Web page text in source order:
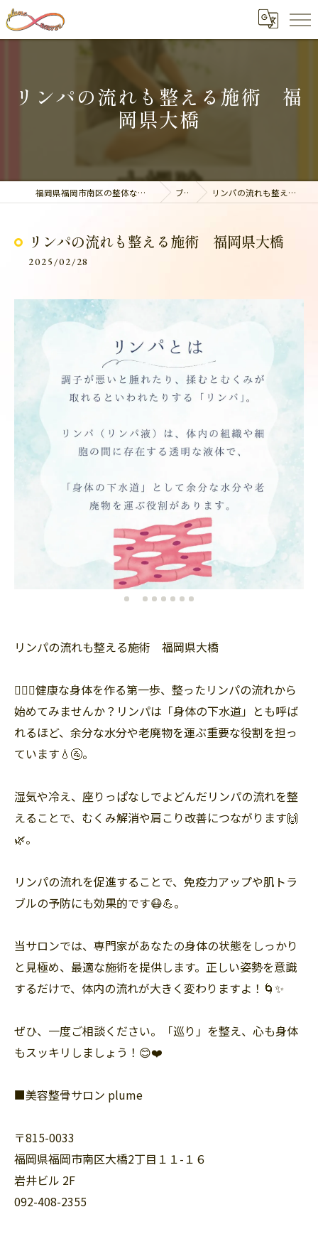
リンパの流れも整える施術 福
岡県大橋
福岡県福岡市南区の整体なら美容整骨サロン plume ブログ リンパの流れも整える施術 福岡県大橋
リンパの流れも整える施術 福岡県大橋
2025/02/28
リンパの流れも整える施術 福岡県大橋
💆‍♂️✨健康な身体を作る第一歩、整ったリンパの流れから
始めてみませんか？リンパは「身体の下水道」とも呼ば
れるほど、余分な水分や老廃物を運ぶ重要な役割を担っ
ています💧🚰。
湿気や冷え、座りっぱなしでよどんだリンパの流れを整
えることで、むくみ解消や肩こり改善につながります🙌
🌿。
リンパの流れを促進することで、免疫力アップや肌トラ
ブルの予防にも効果的です😷💪。
当サロンでは、専門家があなたの身体の状態をしっかり
と見極め、最適な施術を提供します。正しい姿勢を意識
するだけで、体内の流れが大きく変わりますよ！🌀✨
ぜひ、一度ご相談ください。「巡り」を整え、心も身体
もスッキリしましょう！😊❤️
■美容整骨サロン plume
〒815-0033
福岡県福岡市南区大橋2丁目１１-１６
岩井ビル 2F
092-408-2355